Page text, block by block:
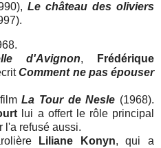
Le château des oliviers
d'Avignon,
Frédérique
Comment ne pas épouser
La Tour de Nesle (1968).
lui a offert le rôle principal
l'a refusé aussi.
Liliane Konyn, qui a